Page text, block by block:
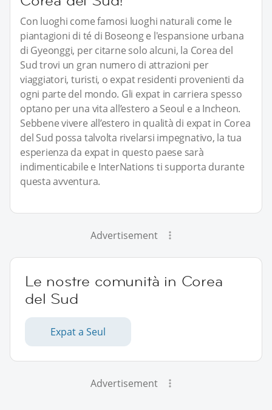
Con luoghi come famosi luoghi naturali come le
piantagioni di té di Boseong e l'espansione urbana
di Gyeonggi, per citarne solo alcuni, la Corea del
Sud trovi un gran numero di attrazioni per
viaggiatori, turisti, o expat residenti provenienti da
ogni parte del mondo. Gli expat in carriera spesso
optano per una vita all’estero a Seoul e a Incheon.
Sebbene vivere all’estero in qualità di expat in Corea
del Sud possa talvolta rivelarsi impegnativo, la tua
esperienza da expat in questo paese sarà
indimenticabile e InterNations ti supporta durante
questa avventura.
Advertisement
Le nostre comunità in Corea
del Sud
Expat a Seul
Advertisement